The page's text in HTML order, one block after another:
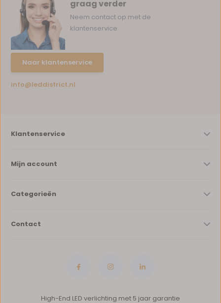
graag verder
Neem contact op met de
klantenservice
Naar klantenservice
info@leddistrict.nl
Klantenservice
Mijn account
Categorieën
Contact
High-End LED verlichting met 5 jaar garantie